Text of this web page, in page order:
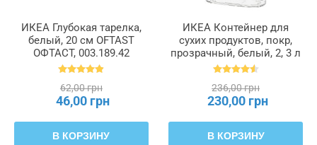
ИКЕА Глубокая тарелка,
белый, 20 см OFTAST
ОФТАСТ, 003.189.42
62,00 грн
46,00 грн
В КОРЗИНУ
ИКЕА Контейнер для
сухих продуктов, покр,
прозрачный, белый, 2, 3 л
IKEA 365+, 900.667.08
236,00 грн
230,00 грн
В КОРЗИНУ